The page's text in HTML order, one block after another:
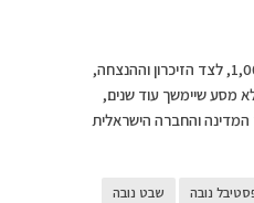
בעמותה מדגישים כי ביום ה־1,000, לצד הזיכרון וההנצחה,
מסע שיימשך עוד שנים,
והחברה הישראלית
נובה
שבט נובה